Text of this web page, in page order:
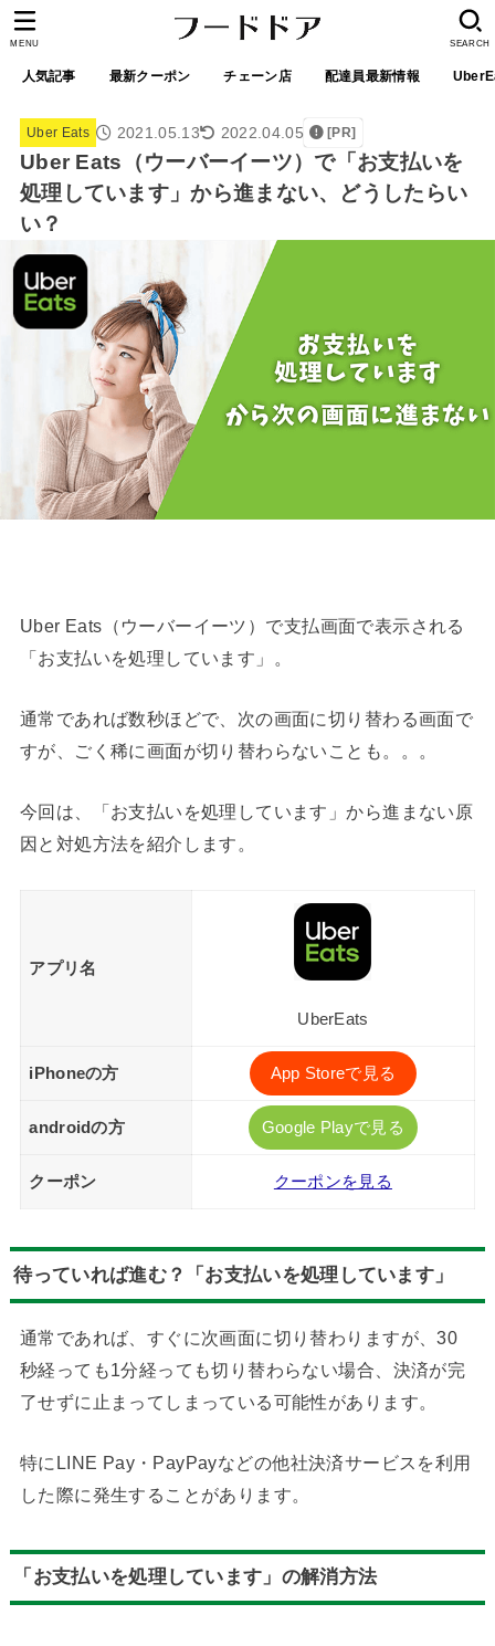
人気記事 最新クーポン チェーン店 配達員最新情報
SEARCH
MENU
Uber Eats 2021.05.13 2022.04.05 [PR]
Uber Eats（ウーバーイーツ）で「お支払いを
処理しています」から進まない、どうしたらい
い？
Uber Eats（ウーバーイーツ）で支払画面で表示される
「お支払いを処理しています」。
通常であれば数秒ほどで、次の画面に切り替わる画面で
すが、ごく稀に画面が切り替わらないことも。。。
今回は、「お支払いを処理しています」から進まない原
因と対処方法を紹介します。
アプリ名
UberEats
iPhoneの方 App Storeで見る
androidの方 Google Playで見る
クーポン クーポンを見る
待っていれば進む？「お支払いを処理しています」
通常であれば、すぐに次画面に切り替わりますが、30
秒経っても1分経っても切り替わらない場合、決済が完
了せずに止まってしまっている可能性があります。
特にLINE Pay・PayPayなどの他社決済サービスを利用
した際に発生することがあります。
「お支払いを処理しています」の解消方法